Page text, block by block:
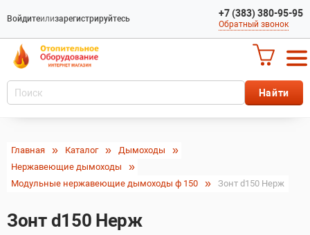
Войдитеилизарегистрируйтесь +7 (383) 380-95-95
Обратный звонок
Главная Каталог
Дымоходы
Нержавеющие дымоходы
Модульные нержавеющие дымоходы ф 150
Зонт d150 Нерж
Зонт d150 Нерж